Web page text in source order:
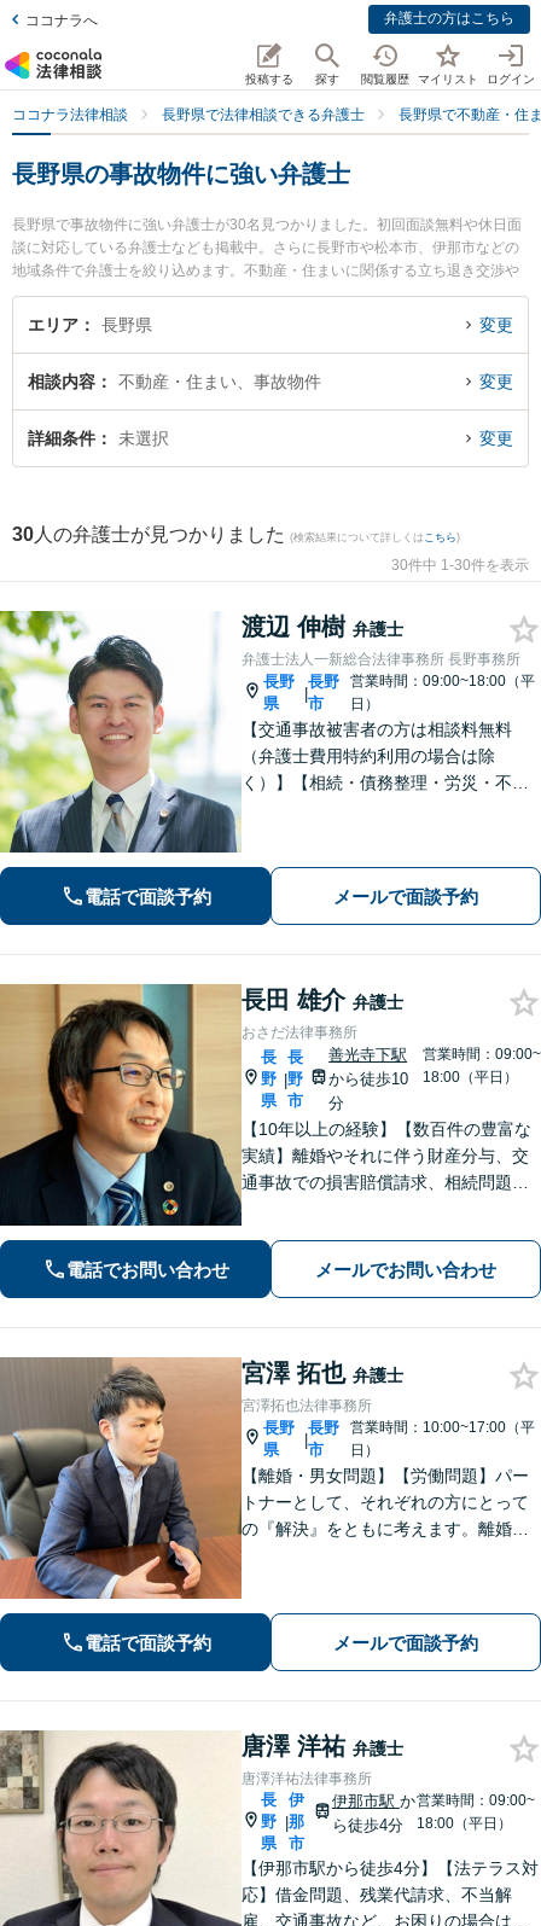
ココナラへ 弁護士の方はこちら
投稿する 探す 閲覧履歴 マイリスト ログイン
ココナラ法律相談 長野県で法律相談できる弁護士 長野県で不動産・住
長野県の事故物件に強い弁護士
長野県で事故物件に強い弁護士が30名見つかりました。初回面談無料や休日面
談に対応している弁護士なども掲載中。さらに長野市や松本市、伊那市などの
地域条件で弁護士を絞り込めます。不動産・住まいに関係する立ち退き交渉や
家賃交渉、不動産契約解除等の細かな分野での絞り込み検索もでき便利です。
特に弁護士法人一新総合法律事務所 長野事務所の渡辺 伸樹弁護士やおさだ法律
発生した事故物件のトラブルを今すぐに弁護士に相談したい』『事故物件のト
ラブル解決の実績豊富な近くの弁護士を検索したい』『初回相談無料で事故物
件を法律相談できる長野県内の弁護士に相談予約したい』などでお困りの相談
エリア 長野県 変更
相談内容 不動産・住まい、事故物件 変更
詳細条件 未選択 変更
30 人の弁護士が見つかりました (検索結果について詳しくは こちら)
30件中 1-30件を表示
渡辺 伸樹 弁護士
弁護士法人一新総合法律事務所 長野事務所
長野
県
|
長野
市
営業時間：09:00~18:00（平
日）
【交通事故被害者の方は相談料無料
（弁護士費用特約利用の場合は除
く）】【相続・債務整理・労災・不貞
けます。お気軽にお問い合わせくださ
い。
電話で面談予約 メールで面談予約
長田 雄介 弁護士
おさだ法律事務所
長
野
県
|
長
野
市
善光寺下駅
から徒歩10
分
営業時間：09:00~
18:00（平日）
【10年以上の経験】【数百件の豊富な
実績】離婚やそれに伴う財産分与、交
通事故での損害賠償請求、相続問題な
戸建て事務所です。【休日・夜間相談
可】
電話でお問い合わせ メールでお問い合わせ
宮澤 拓也 弁護士
宮澤拓也法律事務所
長野
県
|
長野
市
営業時間：10:00~17:00（平
日）
【離婚・男女問題】【労働問題】パー
トナーとして、それぞれの方にとって
の『解決』をともに考えます。離婚・
電話で面談予約 メールで面談予約
唐澤 洋祐 弁護士
唐澤洋祐法律事務所
長
野
県
|
伊
那
市
伊那市駅 か
ら徒歩4分
営業時間：09:00~
18:00（平日）
【伊那市駅から徒歩4分】【法テラス対
応】借金問題、残業代請求、不当解
雇、交通事故など、お困りの場合はす